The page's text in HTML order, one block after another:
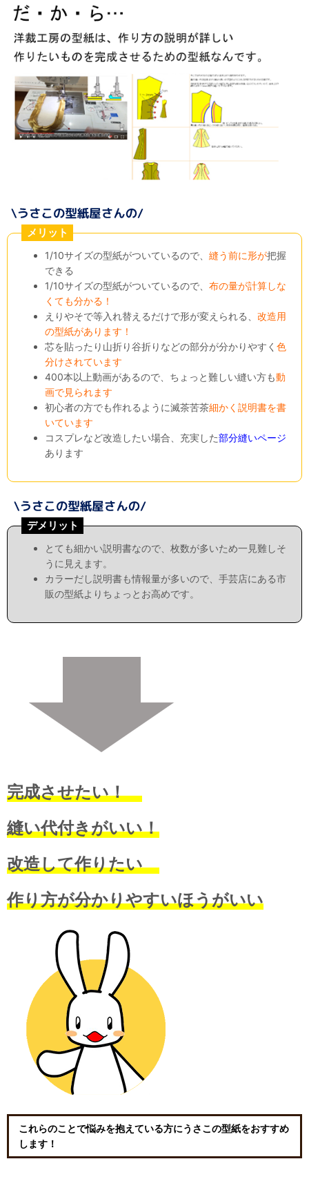
メリット
1/10サイズの型紙がついているので、縫う前に形が把握
できる
1/10サイズの型紙がついているので、布の量が計算しな
くても分かる！
えりやそで等入れ替えるだけで形が変えられる、改造用
の型紙があります！
芯を貼ったり山折り谷折りなどの部分が分かりやすく色
分けされています
400本以上動画があるので、ちょっと難しい縫い方も動
画で見られます
初心者の方でも作れるように滅茶苦茶細かく説明書を書
いています
コスプレなど改造したい場合、充実した部分縫いページ
あります
デメリット
とても細かい説明書なので、枚数が多いため一見難しそ
うに見えます。
カラーだし説明書も情報量が多いので、手芸店にある市
販の型紙よりちょっとお高めです。
完成させたい！
縫い代付きがいい！
改造して作りたい
作り方が分かりやすいほうがいい
これらのことで悩みを抱えている方にうさこの型紙をおすすめ
します！